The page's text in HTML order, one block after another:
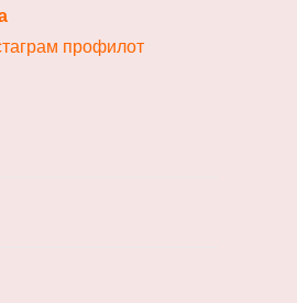
профилот